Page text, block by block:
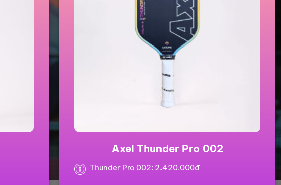
Axel Thunder Pro 002
Thunder Pro 002: 2.420.000đ